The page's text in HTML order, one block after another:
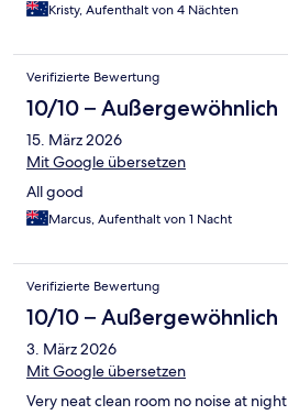
Kristy, Aufenthalt von 4 Nächten
Verifizierte Bewertung
10/10 – Außergewöhnlich
15. März 2026
Mit Google übersetzen
All good
Marcus, Aufenthalt von 1 Nacht
Verifizierte Bewertung
10/10 – Außergewöhnlich
3. März 2026
Mit Google übersetzen
Very neat clean room no noise at night